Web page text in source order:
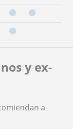
y ex-
a